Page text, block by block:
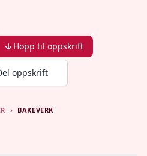
Hopp til oppskrift
oppskrift
› BAKEVERK